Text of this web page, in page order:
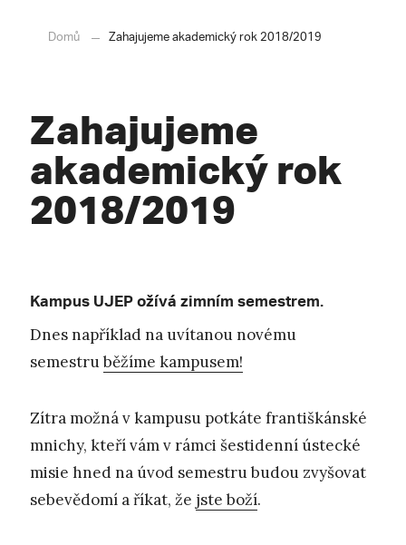
Domů Zahajujeme akademický rok 2018/2019
Zahajujeme
akademický rok
2018/2019
Kampus UJEP ožívá zimním semestrem.
Dnes například na uvítanou novému
semestruběžíme kampusem!
Zítra možná v kampusu potkáte františkánské
mnichy, kteří vám v rámci šestidenní ústecké
misie hned na úvod semestru budou zvyšovat
sebevědomí a říkat, že jste boží.